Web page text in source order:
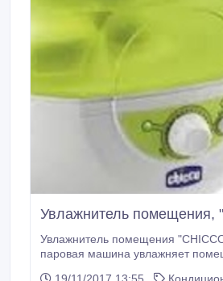
Увлажнитель помещения,
Увлажнитель помещения
паровая машина увлажняет помещение.